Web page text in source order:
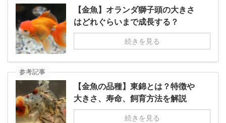
【金魚】オランダ獅子頭の大きさ
はどれぐらいまで成長する？
続きを見る
参考記事
【金魚の品種】東錦とは？特徴や
大きさ、寿命、飼育方法を解説
続きを見る